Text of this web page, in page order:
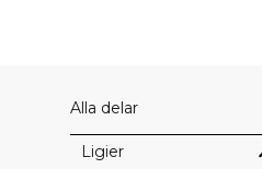
Alla delar
Ligier